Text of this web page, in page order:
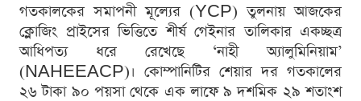
গতকালকের সমাপনী মূল্যের (YCP) তুলনায় আজকের
ক্লোজিং প্রাইসের ভিত্তিতে শীর্ষ গেইনার তালিকার একচ্ছত্র
আধিপত্য ধরে রেখেছে ‘নাহী অ্যালুমিনিয়াম’
(NAHEEACP)। কোম্পানিটির শেয়ার দর গতকালের
২৬ টাকা ৯০ পয়সা থেকে এক লাফে ৯ দশমিক ২৯ শতাংশ